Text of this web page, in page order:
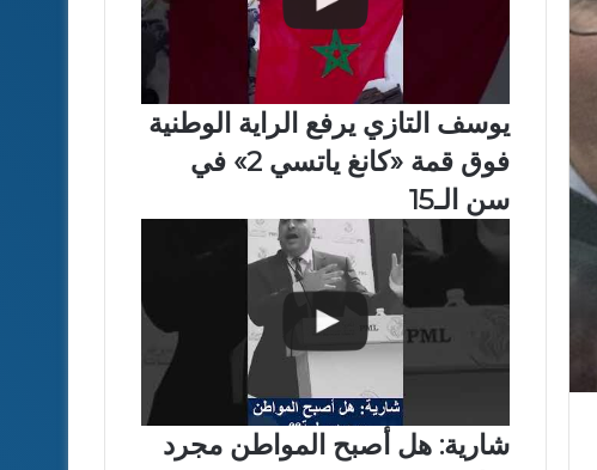
يوسف التازي يرفع الراية الوطنية
فوق قمة «كانغ ياتسي 2» في
سن الـ15
شارية: هل أصبح المواطن مجرد